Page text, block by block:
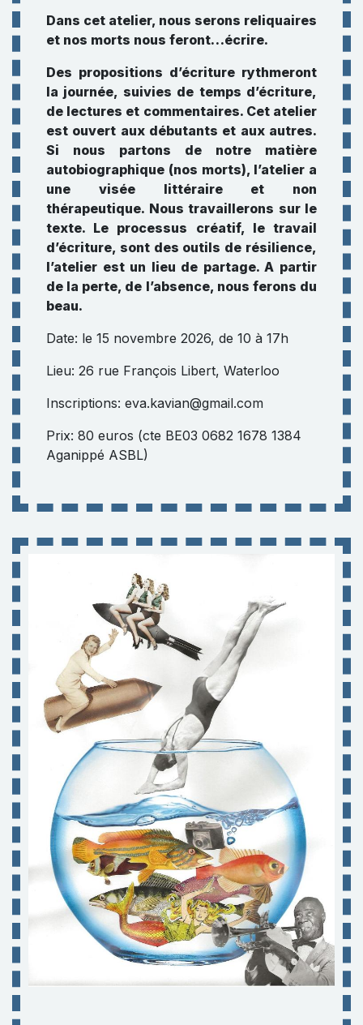
Dans cet atelier, nous serons reliquaires
et nos morts nous feront…écrire.
Des propositions d’écriture rythmeront
la journée, suivies de temps d’écriture,
de lectures et commentaires. Cet atelier
est ouvert aux débutants et aux autres.
Si nous partons de notre matière
autobiographique (nos morts), l’atelier a
une visée littéraire et non
thérapeutique. Nous travaillerons sur le
texte. Le processus créatif, le travail
d’écriture, sont des outils de résilience,
l’atelier est un lieu de partage. A partir
de la perte, de l’absence, nous ferons du
beau.
Date: le 15 novembre 2026, de 10 à 17h
Lieu: 26 rue François Libert, Waterloo
Inscriptions: eva.kavian@gmail.com
Prix: 80 euros (cte BE03 0682 1678 1384
Aganippé ASBL)